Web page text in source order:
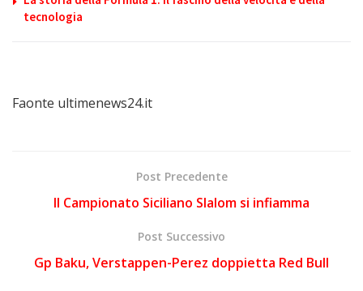
tecnologia
Faonte ultimenews24.it
Post Precedente
Il Campionato Siciliano Slalom si infiamma
Post Successivo
Gp Baku, Verstappen-Perez doppietta Red Bull